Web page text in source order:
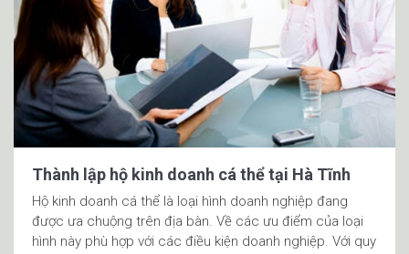
Thành lập hộ kinh doanh cá thể tại Hà Tĩnh
Hộ kinh doanh cá thể là loại hình doanh nghiệp đang
được ưa chuộng trên địa bàn. Về các ưu điểm của loại
hình này phù hợp với các điều kiện doanh nghiệp. Với quy